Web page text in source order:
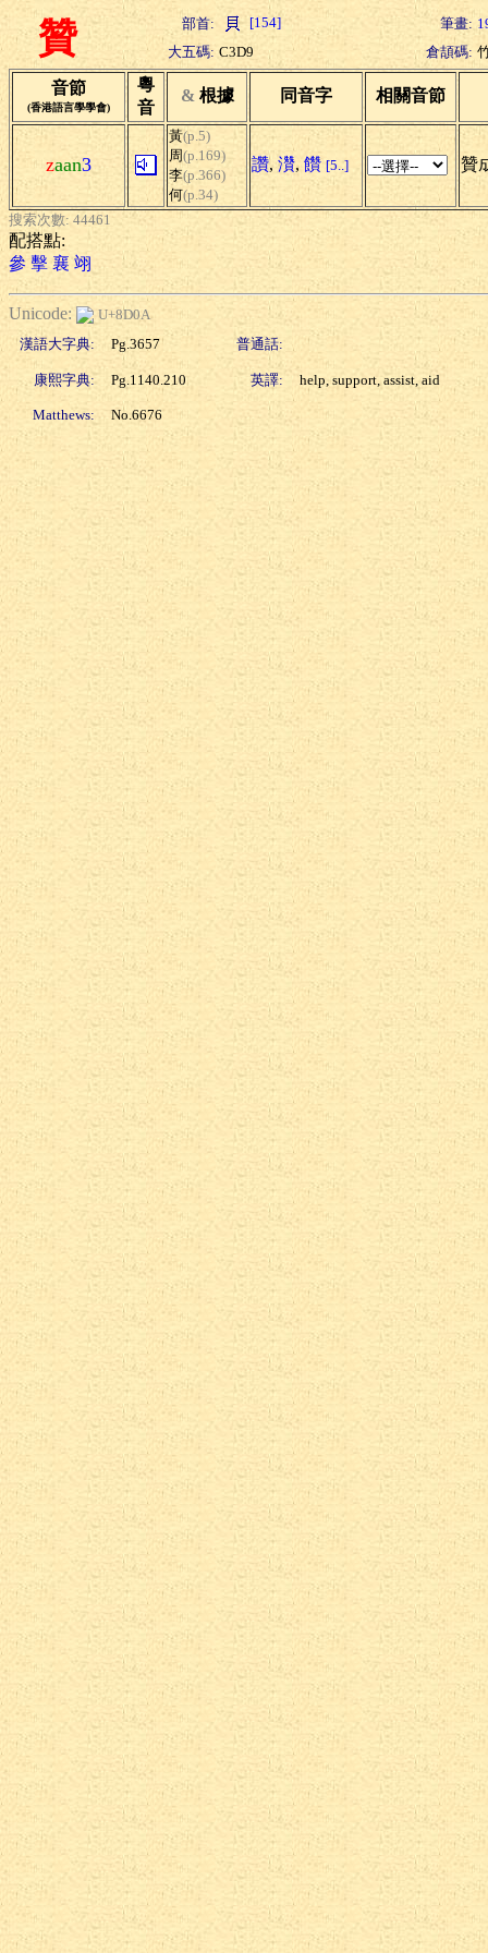
贊 部首: [154] 筆畫:
大五碼: C3D9 倉頡碼:
音節
(香港語言學學會)
粵
音
& 根據 同音字 相關音節
zaan3
黃(p.5)
周(p.169)
李(p.366)
何(p.34)
讚, 灒, 饡 [5..] 贊
搜索次數: 44461
配搭點:
參 擊 襄 翊
Unicode:
U+8D0A
漢語大字典:
Pg.3657 普通話:
康熙字典: Pg.1140.210 英譯: help, support, assist, aid
Matthews: No.6676